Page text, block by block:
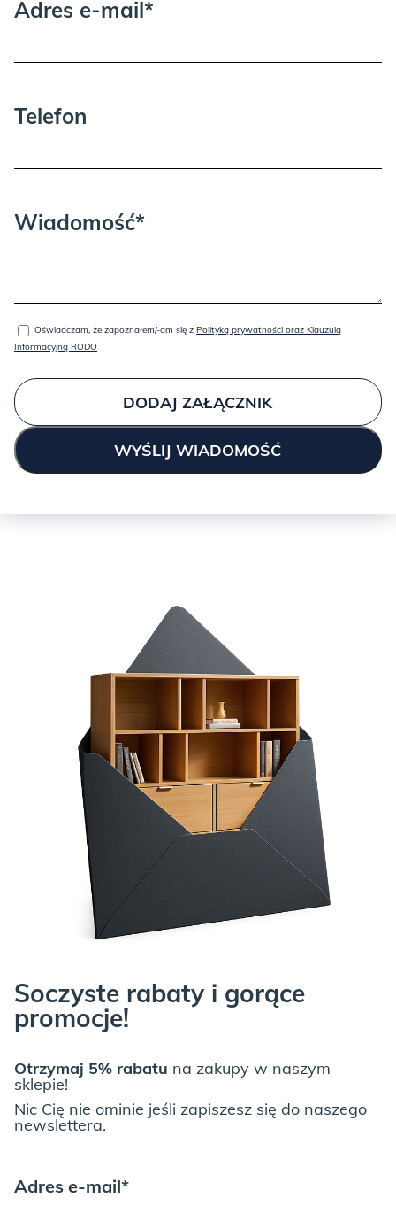
Adres e-mail*
Telefon
Wiadomość*
Oświadczam, że zapoznałem/-am się z Polityką prywatności oraz Klauzulą
Informacyjną RODO
DODAJ ZAŁĄCZNIK
Soczyste rabaty i gorące
promocje!
Otrzymaj 5% rabatu na zakupy w naszym
sklepie!
Nic Cię nie ominie jeśli zapiszesz się do naszego
newslettera.
Adres e-mail*